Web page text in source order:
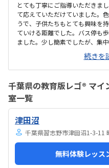
とても丁寧にご指導いただきま
て応えていただけていました。
うで、子供たちもとても興味を
ていける距離でした。バス停も
ました。少し簡素でしたが、集
たちが主体的に学べる空間があ
かな感じました。単発で参加で
いました初めて体験することも
続きを
千葉県の教育版レゴ® マイ
室一覧
津田沼
千葉県習志野市津田沼1-3-11
無料体験レッス